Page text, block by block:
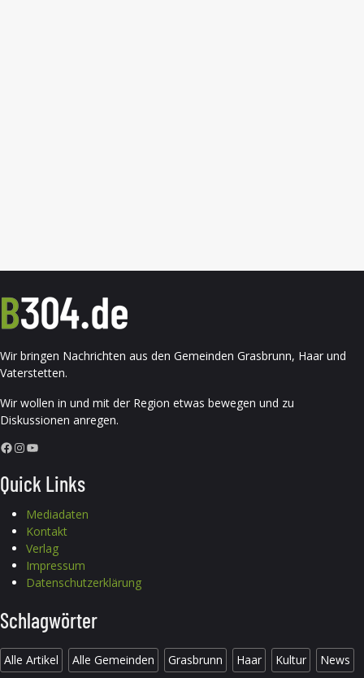
Wir bringen Nachrichten aus den Gemeinden Grasbrunn, Haar und
Vaterstetten.
Wir wollen in und mit der Region etwas bewegen und zu
Diskussionen anregen.
Facebook InstagramYouTube
Quick Links
Mediadaten
Kontakt
Verlag
Impressum
Datenschutzerklärung
Schlagwörter
Alle Artikel Alle Gemeinden Grasbrunn Haar Kultur News